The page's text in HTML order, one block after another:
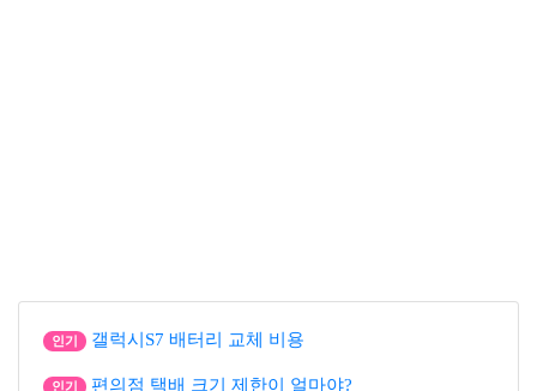
인기 갤럭시S7 배터리 교체 비용
인기 편의점 택배 크기 제한이 얼마야?